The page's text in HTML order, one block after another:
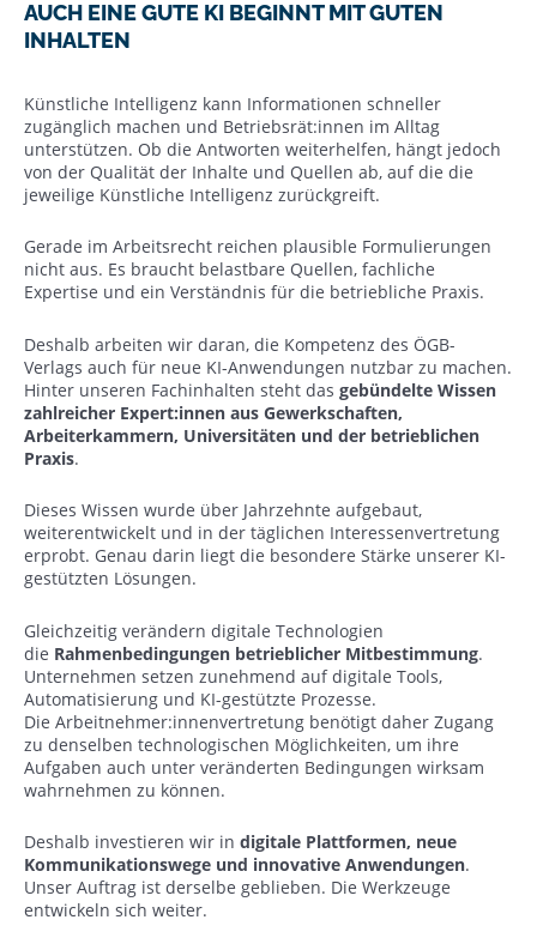
AUCH EINE GUTE KI BEGINNT MIT GUTEN
INHALTEN
Künstliche Intelligenz kann Informationen schneller
zugänglich machen und Betriebsrät:innen im Alltag
unterstützen. Ob die Antworten weiterhelfen, hängt jedoch
von der Qualität der Inhalte und Quellen ab, auf die die
jeweilige Künstliche Intelligenz zurückgreift.
Gerade im Arbeitsrecht reichen plausible Formulierungen
nicht aus. Es braucht belastbare Quellen, fachliche
Expertise und ein Verständnis für die betriebliche Praxis.
Deshalb arbeiten wir daran, die Kompetenz des ÖGB-
Verlags auch für neue KI-Anwendungen nutzbar zu machen.
Hinter unseren Fachinhalten steht das gebündelte Wissen
zahlreicher Expert:innen aus Gewerkschaften,
Arbeiterkammern, Universitäten und der betrieblichen
Praxis.
Dieses Wissen wurde über Jahrzehnte aufgebaut,
weiterentwickelt und in der täglichen Interessenvertretung
erprobt. Genau darin liegt die besondere Stärke unserer KI-
gestützten Lösungen.
Gleichzeitig verändern digitale Technologien
die Rahmenbedingungen betrieblicher Mitbestimmung.
Unternehmen setzen zunehmend auf digitale Tools,
Automatisierung und KI-gestützte Prozesse.
Die Arbeitnehmer:innenvertretung benötigt daher Zugang
zu denselben technologischen Möglichkeiten, um ihre
Aufgaben auch unter veränderten Bedingungen wirksam
wahrnehmen zu können.
Deshalb investieren wir in digitale Plattformen, neue
Kommunikationswege und innovative Anwendungen.
Unser Auftrag ist derselbe geblieben. Die Werkzeuge
entwickeln sich weiter.